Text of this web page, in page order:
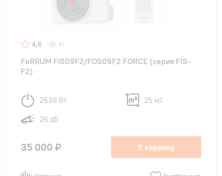
4,6 47
FeRRUM FIS09F2/FOS09F2 FORCE (cерия FIS-
F2)
2639 Вт 25 м2
26 дБ
35 000 ₽ В корзину